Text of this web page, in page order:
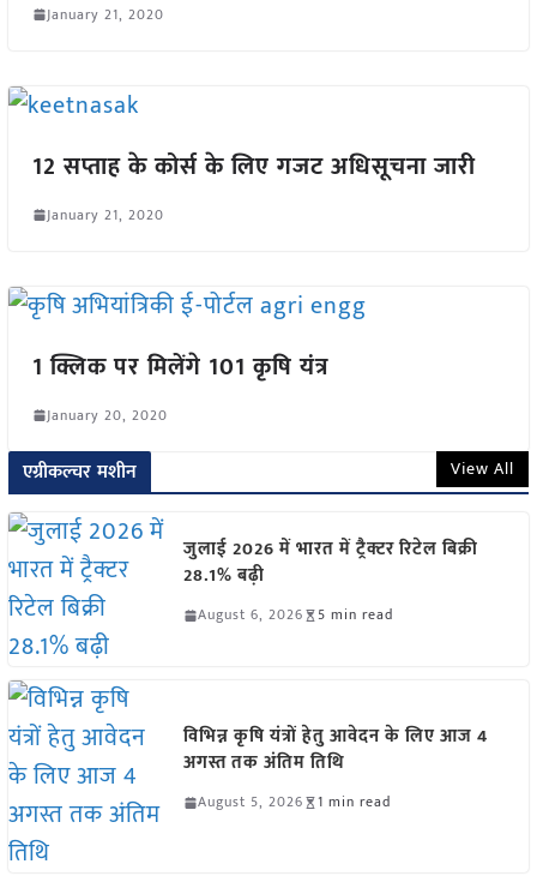
January 21, 2020
12 सप्ताह के कोर्स के लिए गजट अधिसूचना जारी
January 21, 2020
1 क्लिक पर मिलेंगे 101 कृषि यंत्र
January 20, 2020
एग्रीकल्चर मशीन View All
जुलाई 2026 में भारत में ट्रैक्टर रिटेल बिक्री
28.1% बढ़ी
August 6, 2026 5 min read
विभिन्न कृषि यंत्रों हेतु आवेदन के लिए आज 4
अगस्त तक अंतिम तिथि
August 5, 2026 1 min read